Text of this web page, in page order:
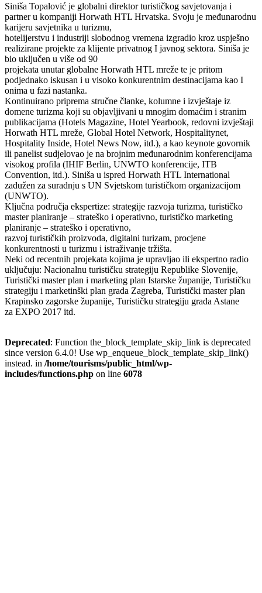
Siniša Topalović je globalni direktor turističkog savjetovanja i
partner u kompaniji Horwath HTL Hrvatska. Svoju je međunarodnu
karijeru savjetnika u turizmu,
hotelijerstvu i industriji slobodnog vremena izgradio kroz uspješno
realizirane projekte za klijente privatnog I javnog sektora. Siniša je
bio uključen u više od 90
projekata unutar globalne Horwath HTL mreže te je pritom
podjednako iskusan i u visoko konkurentnim destinacijama kao I
onima u fazi nastanka.
Kontinuirano priprema stručne članke, kolumne i izvještaje iz
domene turizma koji su objavljivani u mnogim domaćim i stranim
publikacijama (Hotels Magazine, Hotel Yearbook, redovni izvještaji
Horwath HTL mreže, Global Hotel Network, Hospitalitynet,
Hospitality Inside, Hotel News Now, itd.), a kao keynote govornik
ili panelist sudjelovao je na brojnim međunarodnim konferencijama
visokog profila (IHIF Berlin, UNWTO konferencije, ITB
Convention, itd.). Siniša u ispred Horwath HTL International
zadužen za suradnju s UN Svjetskom turističkom organizacijom
(UNWTO).
Ključna područja ekspertize: strategije razvoja turizma, turističko
master planiranje – strateško i operativno, turističko marketing
planiranje – strateško i operativno,
razvoj turističkih proizvoda, digitalni turizam, procjene
konkurentnosti u turizmu i istraživanje tržišta.
Neki od recentnih projekata kojima je upravljao ili ekspertno radio
uključuju: Nacionalnu turističku strategiju Republike Slovenije,
Turistički master plan i marketing plan Istarske županije, Turističku
strategiju i marketinški plan grada Zagreba, Turistički master plan
Krapinsko zagorske županije, Turističku strategiju grada Astane
za EXPO 2017 itd.
Deprecated: Function the_block_template_skip_link is deprecated
since version 6.4.0! Use wp_enqueue_block_template_skip_link()
instead. in /home/tourisms/public_html/wp-
includes/functions.php on line 6078